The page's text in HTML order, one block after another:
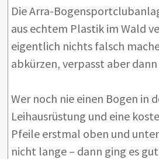
Die Arra-
aus echtem Plastik im Wald
eigentlich nichts falsch
abkürzen, verpasst aber
Wer noch nie einen Bogen in
Leihausrüstung und eine
Pfeile erstmal oben und
nicht lange – dann ging es